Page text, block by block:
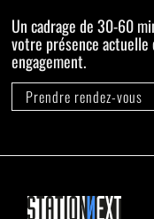
Prendre rendez-vous
Un cadrage de 30-60
votre présence
engagement.